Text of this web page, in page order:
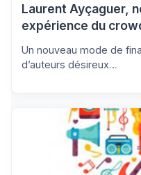
Laurent Ayçaguer,
expérience du
Un nouveau mode de
d’auteurs désireux…